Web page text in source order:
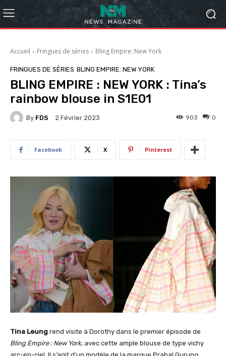
Accueil Fringues de séries Bling Empire: New York
FRINGUES DE SÉRIES BLING EMPIRE: NEW YORK
BLING EMPIRE : NEW YORK : Tina’s
rainbow blouse in S1E01
By FDS 2 Février 2023 0
903
Facebook X Pinterest
Tina Leung rend visite à Dorothy dans le premier épisode de
Bling Empire : New York, avec cette ample blouse de type vichy